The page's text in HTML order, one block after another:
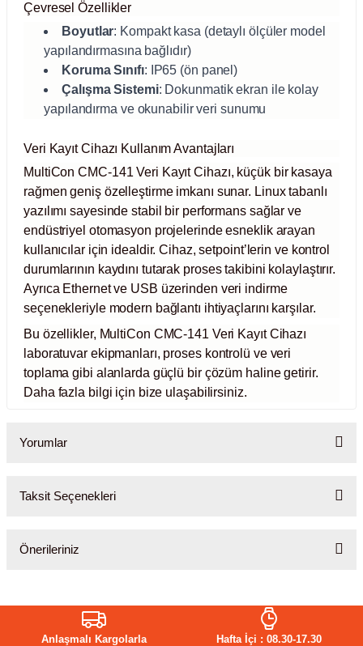
Dolaplar
Titratörler
Çevresel Özellikler
Boyutlar: Kompakt kasa (detaylı ölçüler model
yapılandırmasına bağlıdır)
Koruma Sınıfı: IP65 (ön panel)
Çalışma Sistemi: Dokunmatik ekran ile kolay
yapılandırma ve okunabilir veri sunumu
Veri Kayıt Cihazı Kullanım Avantajları
MultiCon CMC-141 Veri Kayıt Cihazı, küçük bir kasaya
rağmen geniş özelleştirme imkanı sunar. Linux tabanlı
yazılımı sayesinde stabil bir performans sağlar ve
endüstriyel otomasyon projelerinde esneklik arayan
kullanıcılar için idealdir. Cihaz, setpoint’lerin ve kontrol
durumlarının kaydını tutarak proses takibini kolaylaştırır.
Ayrıca Ethernet ve USB üzerinden veri indirme
seçenekleriyle modern bağlantı ihtiyaçlarını karşılar.
Bu özellikler, MultiCon CMC-141 Veri Kayıt Cihazı
laboratuvar ekipmanları, proses kontrolü ve veri
toplama gibi alanlarda güçlü bir çözüm haline getirir.
Daha fazla bilgi için bize ulaşabilirsiniz.
Yorumlar
Taksit Seçenekleri
Önerileriniz
konularda yetersiz gördüğünüz noktaları öneri formunu kullanarak
tarafımıza iletebilirsiniz.
Görüş ve önerileriniz için teşekkür ederiz.
Anlaşmalı Kargolarla Hafta İçi : 08.30-17.30